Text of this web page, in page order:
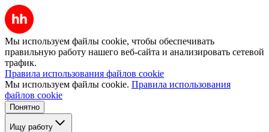
Мы используем файлы cookie, чтобы обеспечивать
правильную работу нашего веб-сайта и анализировать сетевой
трафик.
Правила использования файлов cookie
Мы используем файлы cookie. Правила использования
файлов cookie
Понятно
Ищу работу